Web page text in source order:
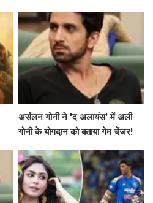
अर्सलन गोनी ने 'द अलायंस' में अली
गोनी के योगदान को बताया गेम चेंजर!